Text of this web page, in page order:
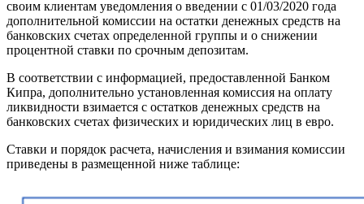
своим клиентам уведомления о введении с 01/03/2020 года
дополнительной комиссии на остатки денежных средств на
банковских счетах определенной группы и о снижении
процентной ставки по срочным депозитам.
В соответствии с информацией, предоставленной Банком
Кипра, дополнительно установленная комиссия на оплату
ликвидности взимается с остатков денежных средств на
банковских счетах физических и юридических лиц в евро.
Ставки и порядок расчета, начисления и взимания комиссии
приведены в размещенной ниже таблице: